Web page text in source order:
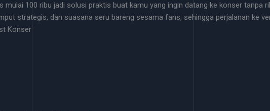
100 ribu jadi solusi praktis buat kamu yang ingin datang ke konser tanpa
strategis, dan suasana seru bareng sesama fans, sehingga perjalanan ke
Konser